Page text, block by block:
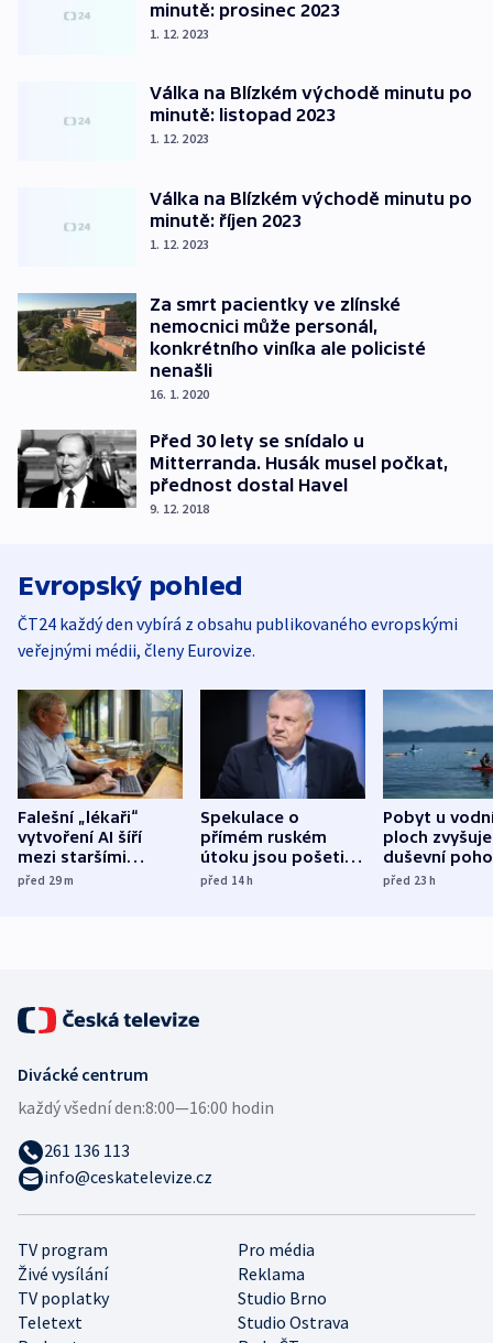
minutě: prosinec 2023
1. 12. 2023
Válka na Blízkém východě minutu po
minutě: listopad 2023
1. 12. 2023
Válka na Blízkém východě minutu po
minutě: říjen 2023
1. 12. 2023
Za smrt pacientky ve zlínské
nemocnici může personál,
konkrétního viníka ale policisté
nenašli
16. 1. 2020
Před 30 lety se snídalo u
Mitterranda. Husák musel počkat,
přednost dostal Havel
9. 12. 2018
Evropský pohled
ČT24 každý den vybírá z obsahu publikovaného evropskými
veřejnými médii, členy Eurovize.
Falešní „lékaři“
vytvoření AI šíří
mezi staršími
Poláky nebezpečné
před 29m
Spekulace o
přímém ruském
útoku jsou pošetilé,
míní estonský
před 14h
Pobyt u
ploch zvyšuje
duševní
ukázala
před 23h
TV program
Pro média
Živé vysílání
Reklama
TV poplatky
Studio Brno
Teletext
Studio Ostrava
Divácké centrum
každý všední den:8:00—16:00 hodin
261 136 113
info@ceskatelevize.cz